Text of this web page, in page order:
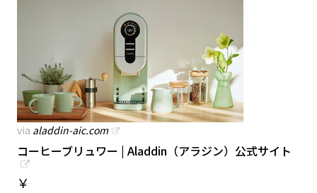
via aladdin-aic.com
コーヒーブリュワー | Aladdin（アラジン）公式サイト
￥